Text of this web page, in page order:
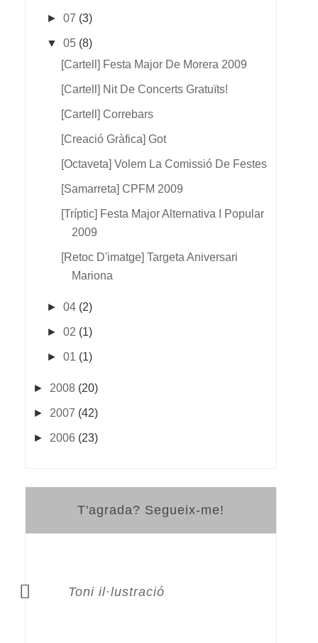
►07 (3)
▼05 (8)
[cartell] Festa Major De Morera 2009
[cartell] Nit De Concerts Gratuïts!
[cartell] Correbars
[creació Gràfica] Got
[octaveta] Volem La Comissió De Festes
[samarreta] CPFM 2009
[tríptic] Festa Major Alternativa I Popular
2009
[retoc D'imatge] Targeta Aniversari
Mariona
►04 (2)
►02 (1)
►01 (1)
► 2008 (20)
► 2007 (42)
► 2006 (23)
T'agrada? Segueix-me!
Toni il·lustració